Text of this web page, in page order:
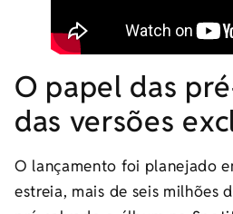
O papel das
das versões
O lançamento foi planejado
estreia, mais de seis milhões